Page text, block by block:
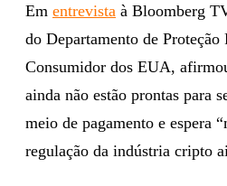
Em entrevista à Bloomberg
do Departamento de Proteção
Consumidor dos EUA,
ainda não estão prontas para
meio de pagamento e espera
regulação da indústria cripto